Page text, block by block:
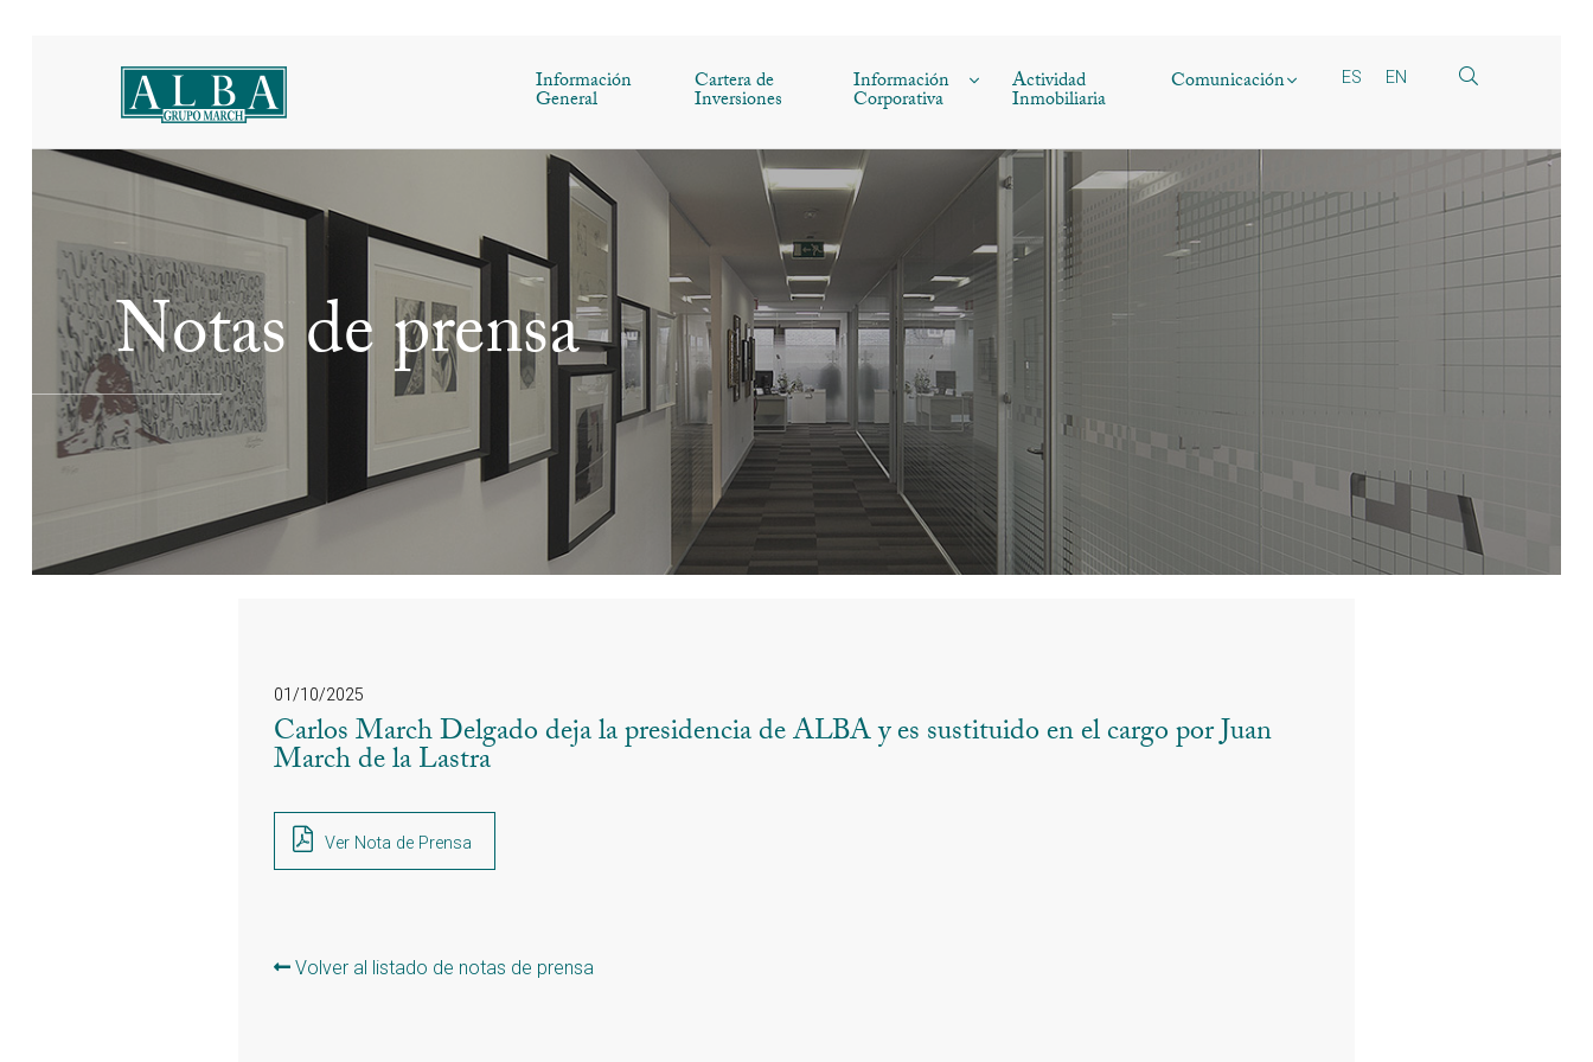
Información
General
Cartera de
Inversiones
Información
Corporativa
Actividad
Inmobiliaria
Comunicación ES EN
Notas de prensa
01/10/2025
Carlos March Delgado deja la presidencia de ALBA y es sustituido en el cargo por Juan
March de la Lastra
Ver Nota de Prensa
Volver al listado de notas de prensa